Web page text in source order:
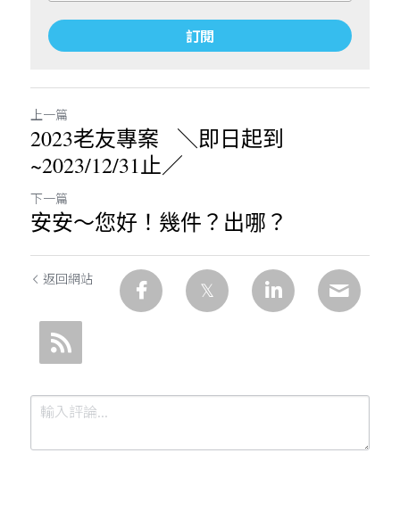
訂閱
上一篇
2023老友專案 ＼即日起到
~2023/12/31止／
下一篇
安安～您好！幾件？出哪？
返回網站